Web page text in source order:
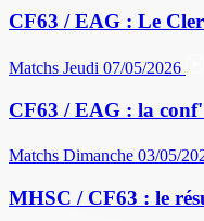
CF63 / EAG : Le
Matchs Jeudi 07/05/2026
CF63 / EAG : la
Matchs Dimanche 03/05/
MHSC / CF63 : le